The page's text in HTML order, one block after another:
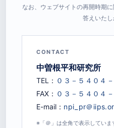
なお、ウェブサイトの再開時期
答えいたし
CONTACT
中曽根平和研究所
TEL：
FAX：
E-mail：
※「＠」は全角で表示してい